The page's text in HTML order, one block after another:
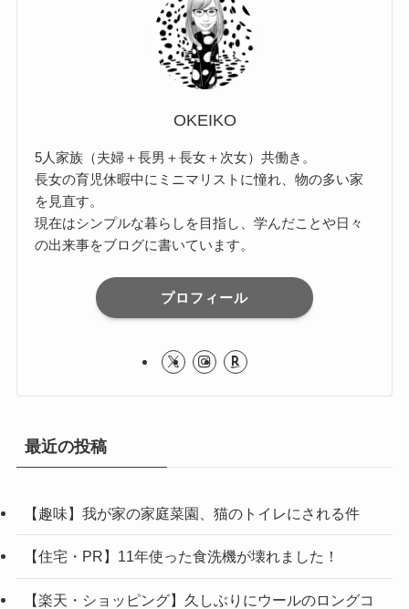
OKEIKO
5人家族（夫婦＋長男＋長女＋次女）共働き。
長女の育児休暇中にミニマリストに憧れ、物の多い家
を見直す。
現在はシンプルな暮らしを目指し、学んだことや日々
の出来事をブログに書いています。
プロフィール
最近の投稿
【趣味】我が家の家庭菜園、猫のトイレにされる件
【住宅・PR】11年使った食洗機が壊れました！
【楽天・ショッピング】久しぶりにウールのロングコ